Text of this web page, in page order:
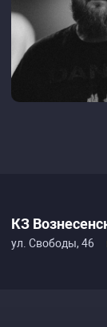
КЗ
ул. Свободы, 46